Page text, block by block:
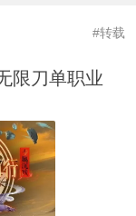
#转载
限刀单职业